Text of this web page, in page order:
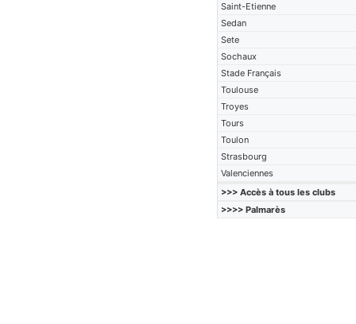
Saint-Etienne
Sedan
Sete
Sochaux
Stade Français
Toulouse
Troyes
Tours
Toulon
Strasbourg
Valenciennes
>>> Accès à tous les clubs
>>>> Palmarès